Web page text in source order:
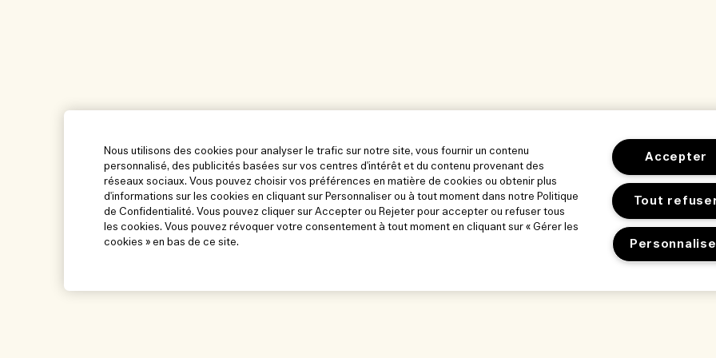
Nous utilisons des cookies pour analyser le trafic sur notre site, vous fournir un contenu
personnalisé, des publicités basées sur vos centres d'intérêt et du contenu provenant des
réseaux sociaux. Vous pouvez choisir vos préférences en matière de cookies ou obtenir plus
d'informations sur les cookies en cliquant sur Personnaliser ou à tout moment dans notre Politique
de Confidentialité. Vous pouvez cliquer sur Accepter ou Rejeter pour accepter ou refuser tous
les cookies. Vous pouvez révoquer votre consentement à tout moment en cliquant sur « Gérer les
cookies » en bas de ce site.
Accepter
Tout